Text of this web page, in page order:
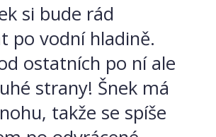
si bude rád
po vodní hladině.
ostatních po ní ale
strany! Šnek má
takže se spíše